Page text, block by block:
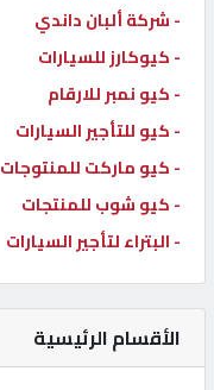
كيو
مزاد
كيو
نمبر
كيو
كارز
كيو
- شركة ألبان داندي
- كيوكارز للسيارات
- كيو نمبر للارقام
- كيو للتأجير السيارات
- كيو ماركت للمنتوجات
- كيو شوب للمنتجات
- البتراء لتأجير السيارات
الأقسام الرئيسية